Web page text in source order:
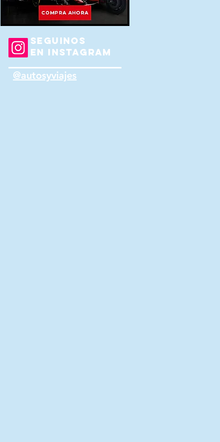
SEGUINOS
EN INSTAGRAM
@autosyviajes